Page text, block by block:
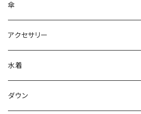
傘
アクセサリー
水着
～44/S
ダウン